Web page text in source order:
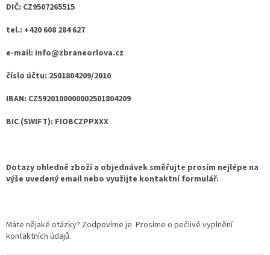
DIČ: CZ9507265515
tel.: +420 608 284 627
e-mail: info@zbraneorlova.cz
číslo účtu: 2501804209/2010
IBAN: CZ5920100000002501804209
BIC (SWIFT): FIOBCZPPXXX
Dotazy ohledně zboží a objednávek směřujte prosím nejlépe na
výše uvedený email nebo využijte kontaktní formulář.
Máte nějaké otázky? Zodpovíme je. Prosíme o pečlivé vyplnění
kontaktních údajů.